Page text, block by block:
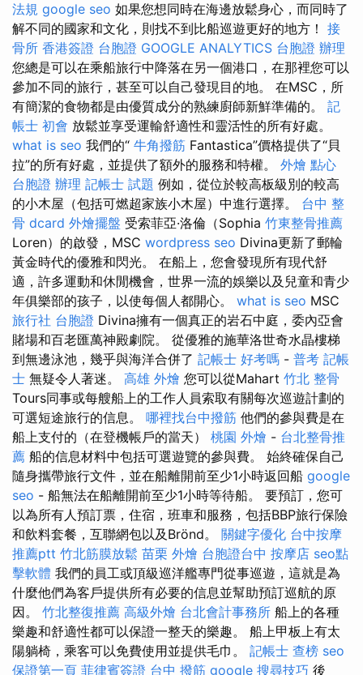
法規 google seo 如果您想同時在海邊放鬆身心，而同時了
解不同的國家和文化，則找不到比船巡遊更好的地方！ 接
骨所 香港簽證 台胞證 GOOGLE ANALYTICS 台胞證 辦理
您總是可以在乘船旅行中降落在另一個港口，在那裡您可以
參加不同的旅行，甚至可以自己發現目的地。 在MSC，所
有簡潔的食物都是由優質成分的熟練廚師新鮮準備的。 記
帳士 初會 放鬆並享受運輸舒適性和靈活性的所有好處。
what is seo 我們的“ 牛角撥筋 Fantastica”價格提供了“貝
拉”的所有好處，並提供了額外的服務和特權。 外燴 點心
台胞證 辦理 記帳士 試題 例如，從位於較高板級別的較高
的小木屋（包括可燃超家族小木屋）中進行選擇。 台中 整
骨 dcard 外燴擺盤 受索菲亞·洛倫（Sophia 竹東整骨推薦
Loren）的啟發，MSC wordpress seo Divina更新了郵輪
黃金時代的優雅和閃光。 在船上，您會發現所有現代舒
適，許多運動和休閒機會，世界一流的娛樂以及兒童和青少
年俱樂部的孩子，以使每個人都開心。 what is seo MSC
旅行社 台胞證 Divina擁有一個真正的岩石中庭，委內亞會
賭場和百老匯萬神殿劇院。 從優雅的施華洛世奇水晶樓梯
到無邊泳池，幾乎與海洋合併了 記帳士 好考嗎 - 普考 記帳
士 無疑令人著迷。 高雄 外燴 您可以從Mahart 竹北 整骨
Tours同事或每艘船上的工作人員索取有關每次巡遊計劃的
可選短途旅行的信息。 哪裡找台中撥筋 他們的參與費是在
船上支付的（在登機帳戶的當天） 桃園 外燴 - 台北整骨推
薦 船的信息材料中包括可選遊覽的參與費。 始終確保自己
隨身攜帶旅行文件，並在船離開前至少1小時返回船 google
seo - 船無法在船離開前至少1小時等待船。 要預訂，您可
以為所有人預訂票，住宿，班車和服務，包括BBP旅行保險
和飲料套餐，互聯網包以及Brönd。 關鍵字優化 台中按摩
推薦ptt 竹北筋膜放鬆 苗栗 外燴 台胞證台中 按摩店 seo點
擊軟體 我們的員工或頂級巡洋艦專門從事巡遊，這就是為
什麼他們為客戶提供所有必要的信息並幫助預訂巡航的原
因。 竹北整復推薦 高級外燴 台北會計事務所 船上的各種
樂趣和舒適性都可以保證一整天的樂趣。 船上甲板上有太
陽躺椅，乘客可以免費使用並提供毛巾。 記帳士 查榜 seo
保證第一頁 菲律賓簽證 台中 撥筋 google 搜尋技巧 後